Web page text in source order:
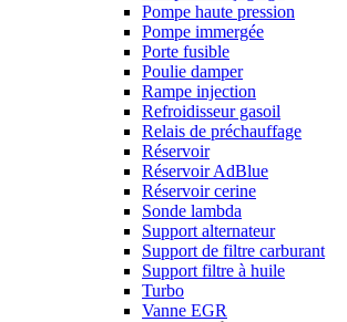
Pompe haute pression
Pompe immergée
Porte fusible
Poulie damper
Rampe injection
Refroidisseur gasoil
Relais de préchauffage
Réservoir
Réservoir AdBlue
Réservoir cerine
Sonde lambda
Support alternateur
Support de filtre carburant
Support filtre à huile
Turbo
Vanne EGR